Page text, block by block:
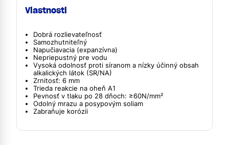
Vlastnosti
Dobrá rozlievateľnosť
Samozhutniteľný
Napučiavacia (expanzívna)
Nepriepustný pre vodu
Vysoká odolnosť proti síranom a nízky účinný obsah
alkalických látok (SR/NA)
Zrnitosť: 6 mm
Trieda reakcie na oheň A1
Pevnosť v tlaku po 28 dňoch: ≥60N/mm²
Odolný mrazu a posypovým soliam
Zabraňuje korózii